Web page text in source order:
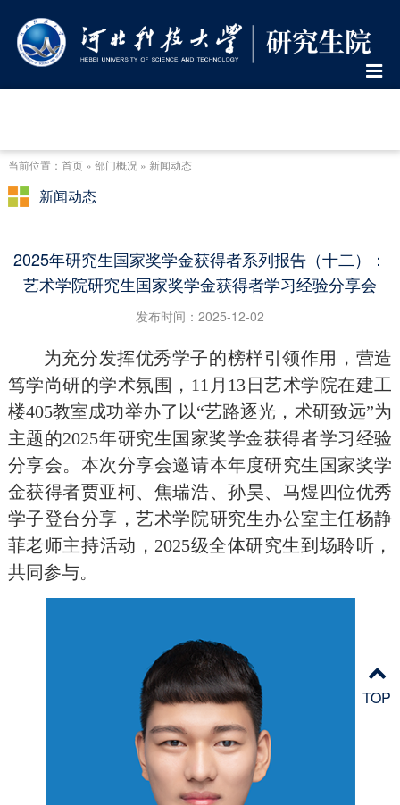
当前位置：首页 » 部门概况 » 新闻动态
新闻动态
2025年研究生国家奖学金获得者系列报告（十二）：
艺术学院研究生国家奖学金获得者学习经验分享会
发布时间：2025-12-02
为充分发挥优秀学子的榜样引领作用，营造
笃学尚研的学术氛围，11月13日艺术学院在建工
楼405教室成功举办了以“艺路逐光，术研致远”为
主题的2025年研究生国家奖学金获得者学习经验
分享会。本次分享会邀请本年度研究生国家奖学
金获得者贾亚柯、焦瑞浩、孙昊、马煜四位优秀
学子登台分享，艺术学院研究生办公室主任杨静
菲老师主持活动，2025级全体研究生到场聆听，
共同参与。
TOP